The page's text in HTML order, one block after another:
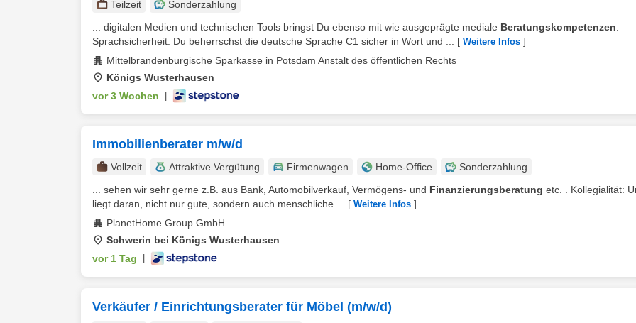
Teilzeit
Sonderzahlung
... digitalen Medien und technischen Tools bringst Du ebenso mit wie ausgeprägte mediale Beratungskompetenzen
Sprachsicherheit: Du beherrschst die deutsche Sprache C1 sicher in Wort und ...
[ Weitere Infos ]
Mittelbrandenburgische Sparkasse in Potsdam Anstalt des öffentlichen Rechts
Königs Wusterhausen
vor 3 Wochen
Immobilienberater m/w/d
Vollzeit Attraktive Vergütung Firmenwagen Home-Office
Sonderzahlung
... sehen wir sehr gerne z.B. aus Bank, Automobilverkauf, Vermögens- und Finanzierungsberatung etc. . Kollegialität:
liegt daran, nicht nur gute, sondern auch menschliche ...
[ Weitere Infos ]
PlanetHome Group GmbH
Schwerin bei Königs Wusterhausen
vor 1 Tag
Verkäufer / Einrichtungsberater für Möbel (m/w/d)